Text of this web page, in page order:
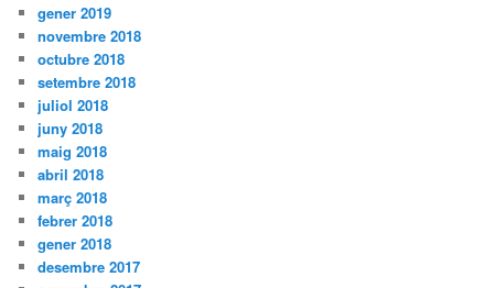
gener 2019
novembre 2018
octubre 2018
setembre 2018
juliol 2018
juny 2018
maig 2018
abril 2018
març 2018
febrer 2018
gener 2018
desembre 2017